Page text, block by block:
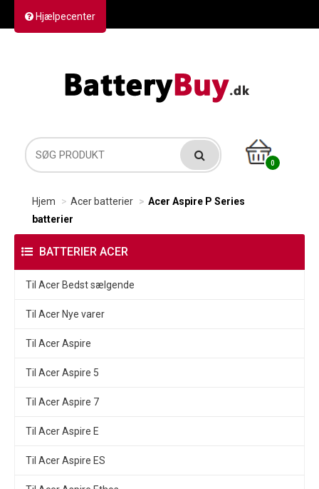
Hjælpecenter
0
Hjem Acer batterier
Acer Aspire P Series
batterier
BATTERIER ACER
Til Acer Bedst sælgende
Til Acer Nye varer
Til Acer Aspire
Til Acer Aspire 5
Til Acer Aspire 7
Til Acer Aspire E
Til Acer Aspire ES